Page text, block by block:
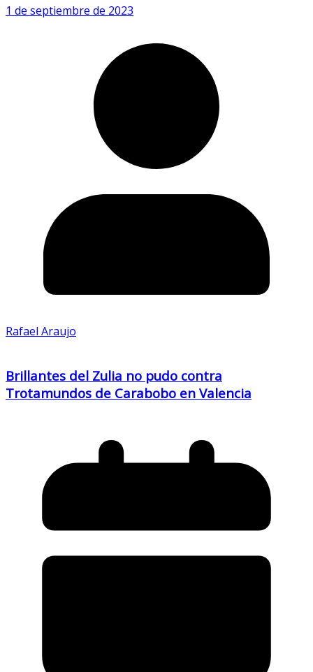
1 de septiembre de 2023
Rafael Araujo
Brillantes del Zulia no pudo contra
Trotamundos de Carabobo en Valencia